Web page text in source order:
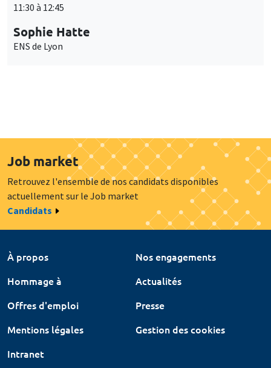
11:30 à 12:45
Sophie Hatte
ENS de Lyon
Job market
Retrouvez l'ensemble de nos candidats disponibles
actuellement sur le Job market
Candidats
À propos
Nos engagements
Hommage à
Actualités
Offres d'emploi
Presse
Mentions légales
Gestion des cookies
Intranet